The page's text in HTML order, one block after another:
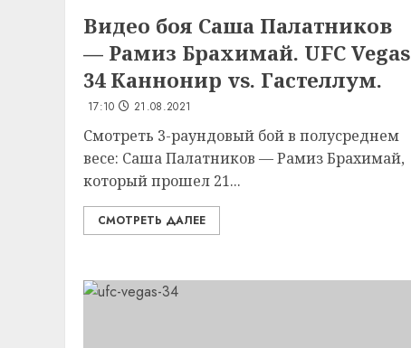
Видео боя Саша Палатников
— Рамиз Брахимай. UFC Vegas
34 Каннонир vs. Гастеллум.
17:10 21.08.2021
Смотреть 3-раундовый бой в полусреднем
весе: Саша Палатников — Рамиз Брахимай,
который прошел 21...
СМОТРЕТЬ ДАЛЕЕ